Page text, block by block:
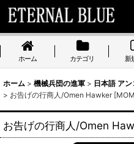
ホーム カテゴリ 新
ホーム > 機械兵団の進軍 > 日本語 ア
> お告げの行商人/Omen Hawker
お告げの行商人/Omen